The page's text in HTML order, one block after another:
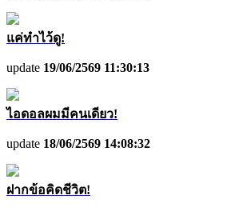
แค่ทำไว้ดู!
update 19/06/2569 11:30:13
ไอดอลผมมีคนเดียว!
update 18/06/2569 14:08:32
ฝากข้อคิดชีวิต!